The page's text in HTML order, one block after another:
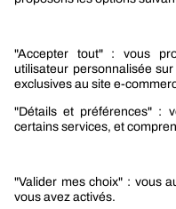
Nos produits
Sélection produits automobile
Sélection produits bâtiment
Promotions
Nouveautés mobilité